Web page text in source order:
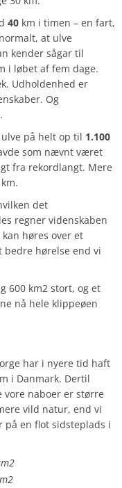
40 km i timen – en fart,
at ulve
kender sågar til
i løbet af fem dage.
Udholdenhed er
Og
på helt op til 1.100
som nævnt været
fra rekordlangt. Mere
km.
det
regner videnskaben
høres over et
bedre hørelse end vi
600 km2 stort, og et
nå hele klippeøen
har i nyere tid haft
i Danmark. Dertil
naboer er større
vild natur, end vi
på en flot sidsteplads i